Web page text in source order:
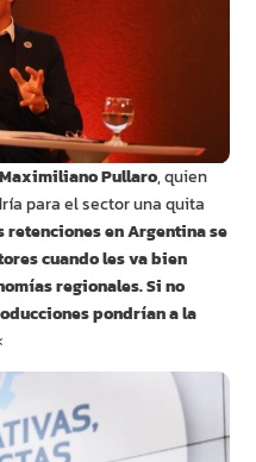
Maximiliano Pullaro, quien
para el sector una quita
retenciones en Argentina se
cuando les va bien
regionales. Si no
pondrían a la